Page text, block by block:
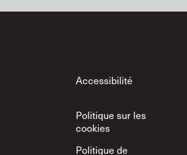
Footer
Accessibilité
Politique sur les
cookies
Politique de